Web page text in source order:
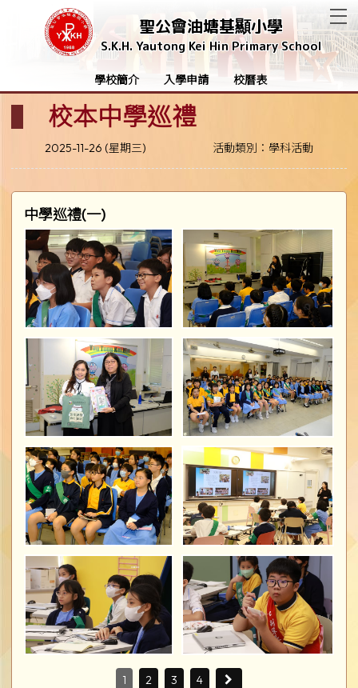
聖公會油塘基顯小學
S.K.H. Yautong Kei Hin Primary School
學校簡介 入學申請 校曆表
校本中學巡禮
2025-11-26 (星期三) 活動類別：學科活動
中學巡禮(一)
1 2 3 4